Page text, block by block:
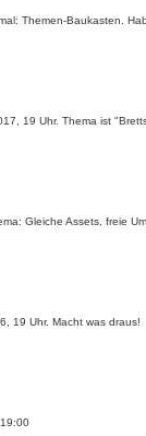
Themen-Baukasten.
19 Uhr. Thema ist
Gleiche Assets, freie
19 Uhr. Macht was draus!